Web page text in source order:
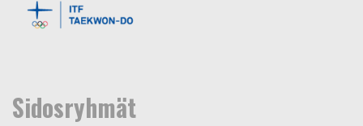
Sidosryhmät